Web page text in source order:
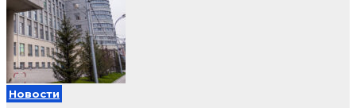
Новости